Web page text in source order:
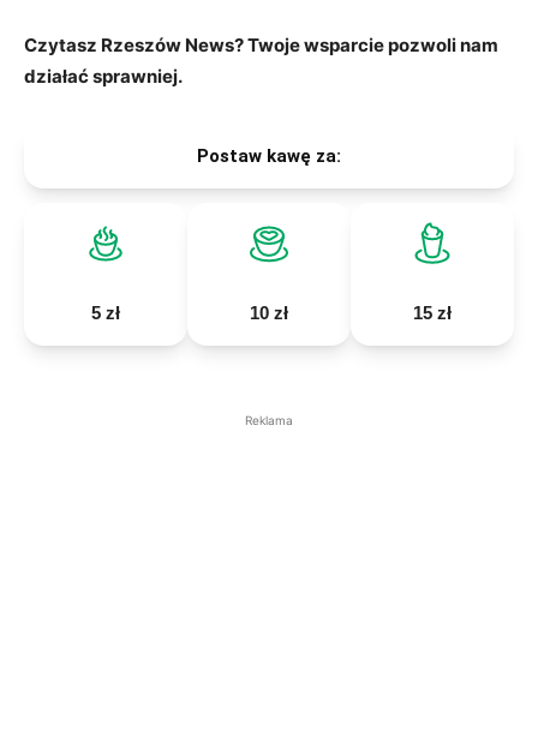
Czytasz Rzeszów News? Twoje wsparcie pozwoli nam
działać sprawniej.
Postaw kawę za:
5 zł 10 zł 15 zł
Reklama